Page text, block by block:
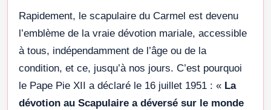
Rapidement, le scapulaire du Carmel est devenu
l’emblème de la vraie dévotion mariale, accessible
à tous, indépendamment de l’âge ou de la
condition, et ce, jusqu’à nos jours. C’est pourquoi
le Pape Pie XII a déclaré le 16 juillet 1951 : « La
dévotion au Scapulaire a déversé sur le monde